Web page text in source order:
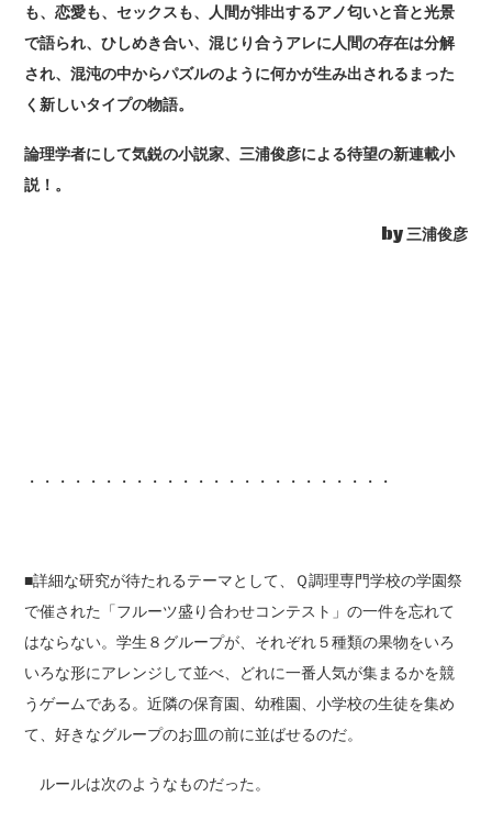
も、恋愛も、セックスも、人間が排出するアノ匂いと音と光景
で語られ、ひしめき合い、混じり合うアレに人間の存在は分解
され、混沌の中からパズルのように何かが生み出されるまった
く新しいタイプの物語。
論理学者にして気鋭の小説家、三浦俊彦による待望の新連載小
説！。
by 三浦俊彦
・・・・・・・・・・・・・・・・・・・・・・・・
■詳細な研究が待たれるテーマとして、Ｑ調理専門学校の学園祭
で催された「フルーツ盛り合わせコンテスト」の一件を忘れて
はならない。学生８グループが、それぞれ５種類の果物をいろ
いろな形にアレンジして並べ、どれに一番人気が集まるかを競
うゲームである。近隣の保育園、幼稚園、小学校の生徒を集め
て、好きなグループのお皿の前に並ばせるのだ。
ルールは次のようなものだった。